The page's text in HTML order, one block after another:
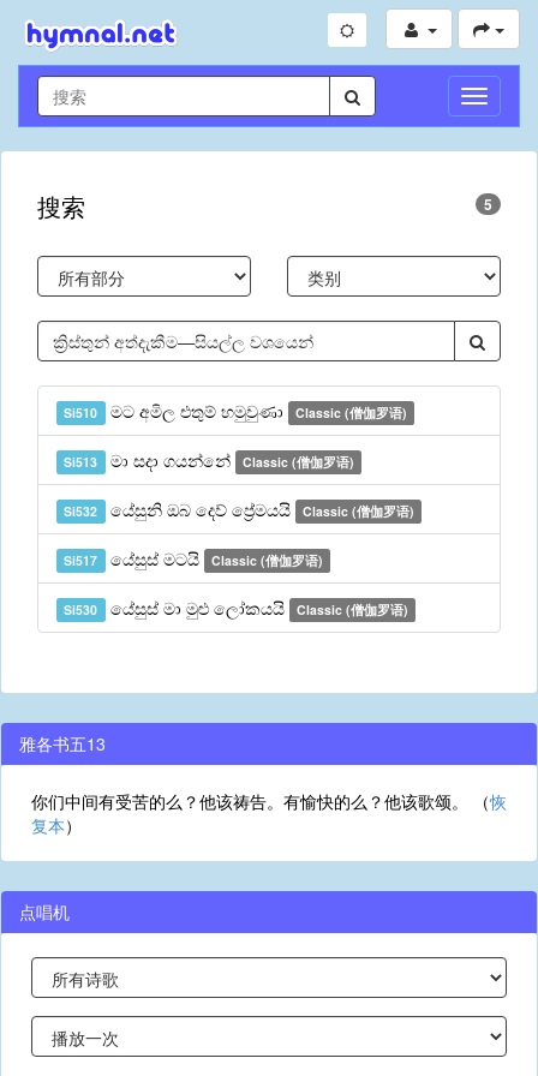
切
换
导
搜索 5
Si510 මට අමිල එතුම් හමුවුණා Classic (僧伽罗语)
Si513 මා සදා ගයන්නේ Classic (僧伽罗语)
Si532 යේසුනි ඔබ දෙව් ප්‍රේමයයි Classic (僧伽罗语)
Si517 යේසුස් මටයි Classic (僧伽罗语)
Si530 යේසුස් මා මුළු ලෝකයයි Classic (僧伽罗语)
雅各书五13
你们中间有受苦的么？他该祷告。有愉快的么？他该歌颂。 （恢
复本）
点唱机